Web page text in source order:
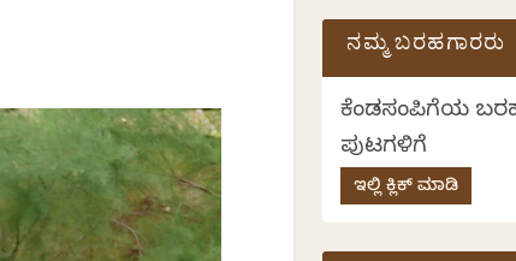
ನಮ್ಮ ಬರಹಗಾರರು
ಕೆಂಡಸಂಪಿಗೆಯ
ಪುಟಗಳಿಗೆ
ಇಲ್ಲಿ ಕ್ಲಿಕ್ ಮಾಡಿ